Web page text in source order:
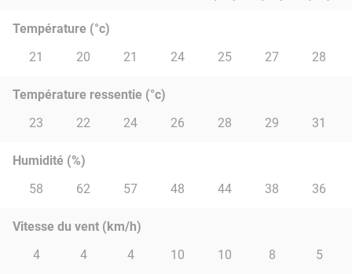
Température (°c)
21
20 21 24 25 27 28
Température ressentie (°c)
23
22 24 26 28 29 31
Humidité (%)
58
62 57 48 44 38 36
Vitesse du vent (km/h)
4
4 4 10 10 8 5